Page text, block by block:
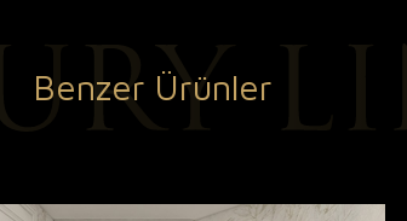
Benzer Ürünler